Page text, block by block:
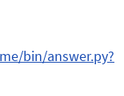
bin/answer.py?